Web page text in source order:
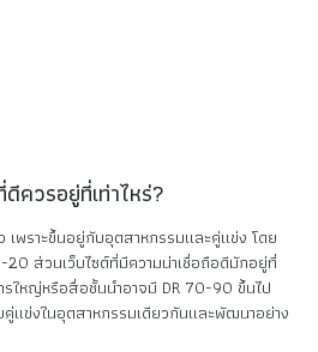
ควรอยู่ที่เท่าไหร่?
เพราะขึ้นอยู่กับอุตสาหกรรมและคู่แข่ง โดย
20 ส่วนเว็บไซต์ที่มีความน่าเชื่อถือดีมักอยู่ที่
ใหญ่หรือสื่อชั้นนำอาจมี DR 70-90 ขึ้นไป
แข่งในอุตสาหกรรมเดียวกันและพัฒนาอย่าง